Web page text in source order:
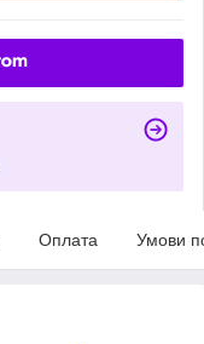
Оплата Умови